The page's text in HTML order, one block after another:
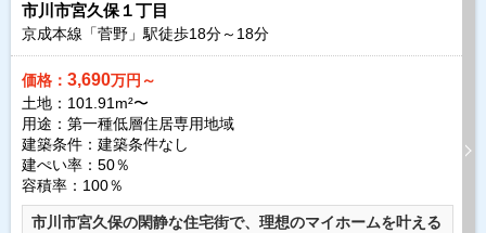
市川市宮久保１丁目
京成本線「菅野」駅徒歩18分～ 18分
価格： 3,690万円～
土地：101.91m²〜
用途：第一種低層住居専用地域
建築条件： 建築条件なし
建ぺい率：50％
容積率：100％
市川市宮久保の閑静な住宅街で、理想のマイホームを叶える